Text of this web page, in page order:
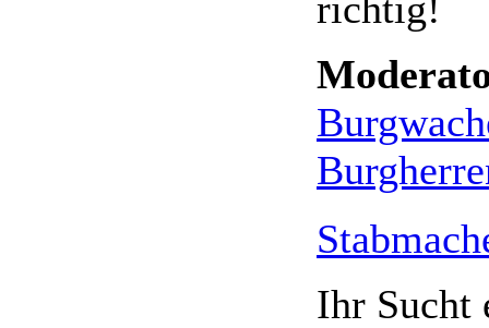
Ihr Sucht